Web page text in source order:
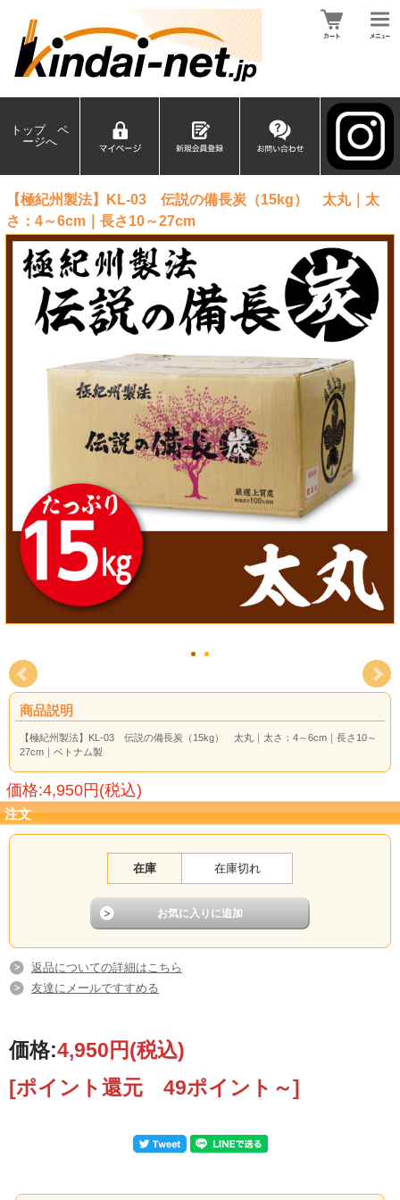
トップ ペ
ージへ
【極紀州製法】KL-03 伝説の備長炭（15kg） 太丸｜太
さ：4～6cm｜長さ10～27cm
商品説明
【極紀州製法】KL-03 伝説の備長炭（15kg） 太丸｜太さ：4～6cm｜長さ10～
27cm｜ベトナム製
価格:4,950円(税込)
注文
在庫 在庫切れ
返品についての詳細はこちら
友達にメールですすめる
価格:4,950円(税込)
[ポイント還元 49ポイント～]